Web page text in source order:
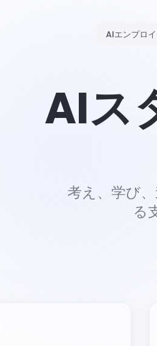
AIエンプロ
AIス
考え、学び
る